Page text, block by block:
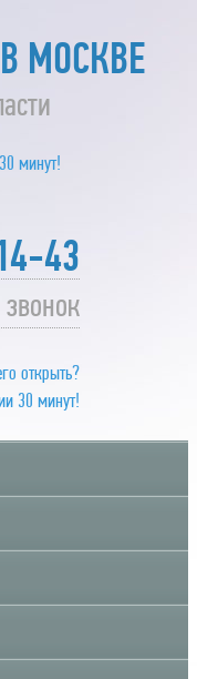
МОСКВЕ
минут!
43
открыть?
30 минут!